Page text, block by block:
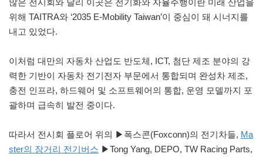
위해 TAITRA와 ‘2035 E-Mobility Taiwan’이 중심이 돼 시너지를
내고 있었다.
이처럼 대만의 자동차 산업도 반도체, ICT, 첨단 제조 분야의 강
력한 기반이 자동차 전기전자 부문에서 통합되며 완성차 제조,
충전 인프라, 하드웨어 및 소프트웨어의 통합, 운영 모델까지 포
괄하며 급속히 발전 중이다.
따라서 전시회 플로어 위의 ▶폭스콘(Foxconn)의 전기차들, Ma
ster의 장거리 전기버스 ▶Tong Yang, DEPO, TW Racing Parts,